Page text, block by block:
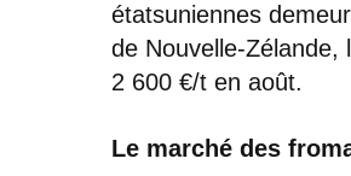
étatsuniennes
de Nouvelle-
2 600 €/t en août.
Le marché des